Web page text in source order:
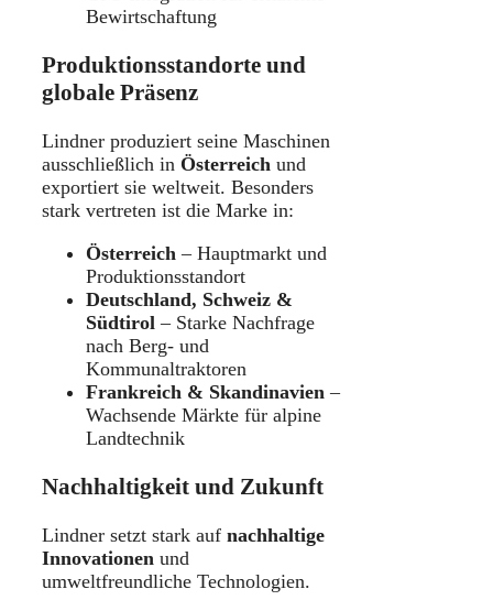
Bewirtschaftung
Produktionsstandorte und
globale Präsenz
Lindner produziert seine Maschinen
ausschließlich in Österreich und
exportiert sie weltweit. Besonders
stark vertreten ist die Marke in:
Österreich – Hauptmarkt und
Produktionsstandort
Deutschland, Schweiz &
Südtirol – Starke Nachfrage
nach Berg- und
Kommunaltraktoren
Frankreich & Skandinavien –
Wachsende Märkte für alpine
Landtechnik
Nachhaltigkeit und Zukunft
Lindner setzt stark auf nachhaltige
Innovationen und
umweltfreundliche Technologien.